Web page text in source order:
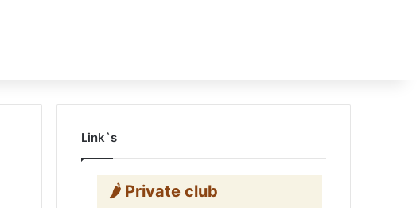
Link`s
🌶️ Private club